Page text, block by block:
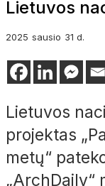
Lietuvos
2025 sausio 31 d.
Lietuvos
projektas
metų“
„ArchDaily“